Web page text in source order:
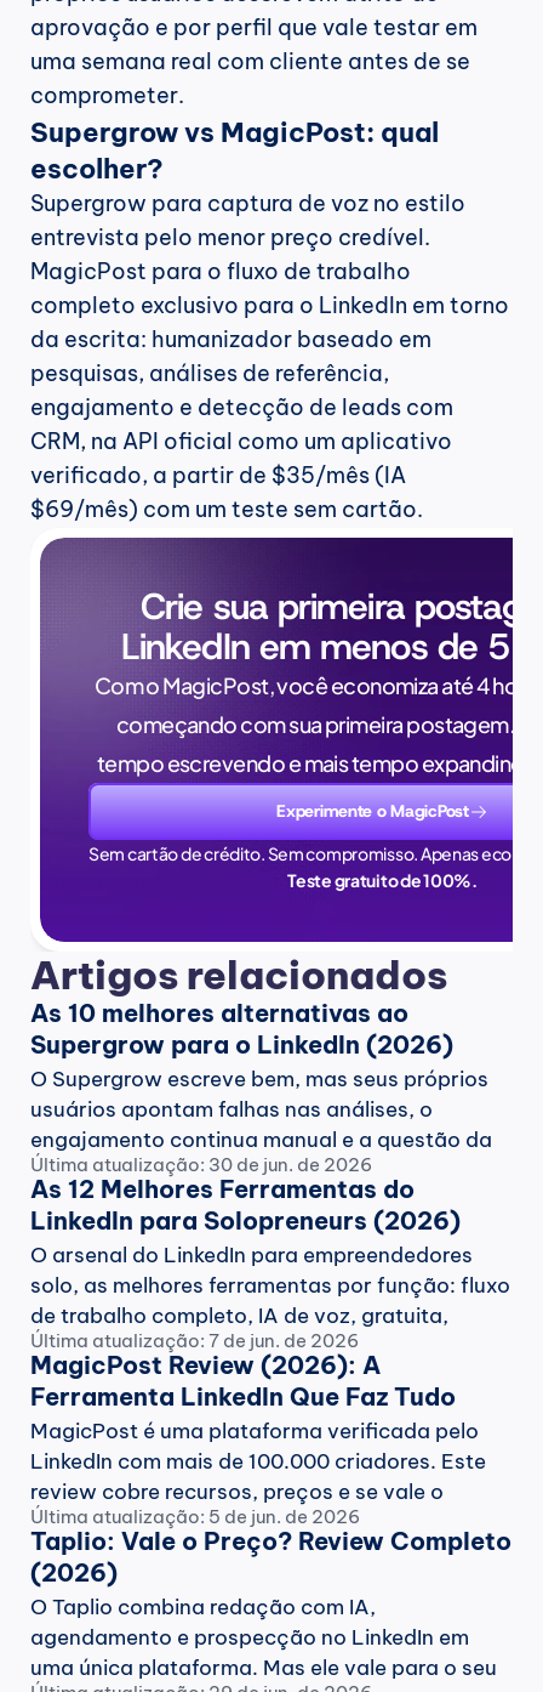
aprovação e por perfil que vale testar em
uma semana real com cliente antes de se
comprometer.
Supergrow vs MagicPost: qual
escolher?
Supergrow para captura de voz no estilo
entrevista pelo menor preço credível.
MagicPost para o fluxo de trabalho
completo exclusivo para o LinkedIn em torno
da escrita: humanizador baseado em
pesquisas, análises de referência,
engajamento e detecção de leads com
CRM, na API oficial como um aplicativo
verificado, a partir de $35/mês (IA
$69/mês) com um teste sem cartão.
Crie sua primeira
LinkedIn em menos de 5
Com o MagicPost, você economiza até 4
começando com sua primeira postagem.
tempo escrevendo e mais tempo
Experimente o MagicPost
Sem cartão de crédito. Sem compromisso. Apenas
Teste gratuito de 100%.
Artigos relacionados
As 10 melhores alternativas ao
Supergrow para o LinkedIn (2026)
O Supergrow escreve bem, mas seus próprios
usuários apontam falhas nas análises, o
engajamento continua manual e a questão da
API se resume a uma frase de FAQ. 10
alternativas verificadas nos sites dos próprios
fornecedores em junho de 2026.
Última atualização: 30 de jun. de 2026
As 12 Melhores Ferramentas do
LinkedIn para Solopreneurs (2026)
O arsenal do LinkedIn para empreendedores
solo, as melhores ferramentas por função: fluxo
de trabalho completo, IA de voz, gratuita,
mentoria, escolhas por qualidade e orçamento,
tudo verificado com comprovantes, junho de
2026.
Última atualização: 7 de jun. de 2026
MagicPost Review (2026): A
Ferramenta LinkedIn Que Faz Tudo
MagicPost é uma plataforma verificada pelo
LinkedIn com mais de 100.000 criadores. Este
review cobre recursos, preços e se vale o
investimento.
Última atualização: 5 de jun. de 2026
Taplio: Vale o Preço? Review Completo
(2026)
O Taplio combina redação com IA,
agendamento e prospecção no LinkedIn em
uma única plataforma. Mas ele vale para o seu